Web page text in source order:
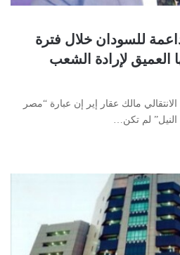
للسودان خلال فترة
العميق لإرادة الشعب
مالك عقار إير إن عبارة “مصر
لم تكن…